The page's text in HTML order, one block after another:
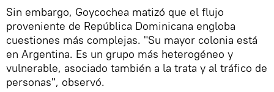
Sin embargo, Goycochea matizó que el flujo
proveniente de República Dominicana engloba
cuestiones más complejas. "Su mayor colonia está
en Argentina. Es un grupo más heterogéneo y
vulnerable, asociado también a la trata y al tráfico de
personas", observó.